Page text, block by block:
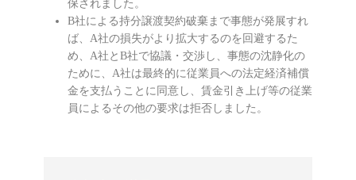
保されました。
B社による持分譲渡契約破棄まで事態が発展すれ
ば、A社の損失がより拡大するのを回避するた
め、A社とB社で協議・交渉し、事態の沈静化の
ために、A社は最終的に従業員への法定経済補償
金を支払うことに同意し、賃金引き上げ等の従業
員によるその他の要求は拒否しました。